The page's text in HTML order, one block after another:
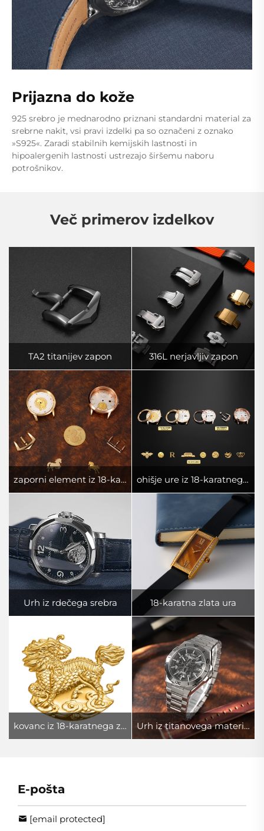
Prijazna do kože
925 srebro je mednarodno priznani standardni material za
srebrne nakit, vsi pravi izdelki pa so označeni z oznako
»S925«. Zaradi stabilnih kemijskih lastnosti in
hipoalergenih lastnosti ustrezajo širšemu naboru
potrošnikov.
Več primerov izdelkov
TA2 titanijev zapon 316L nerjavljiv zapon
zaporni element iz 18-karatnega zlata ohišje ure iz 18-karatnega zlata
Urh iz rdečega srebra 18-karatna zlata ura
kovanc iz 18-karatnega zlata Urh iz titanovega materiala TA2
E-pošta
[email protected]